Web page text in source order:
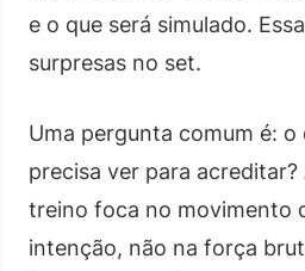
e o que será simulado.
surpresas no set.
Uma pergunta comum é: o
precisa ver para
treino foca no movimento
intenção, não na força